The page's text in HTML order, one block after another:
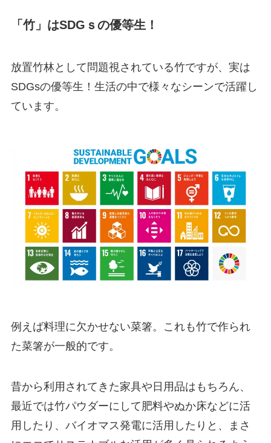
「竹」はSDGｓの優等生！
放置竹林として問題視されている竹ですが、実は
SDGsの優等生！生活の中で様々なシーンで活躍し
ています。
例えば料理に欠かせない菜箸。これも竹で作られ
た菜箸が一般的です。
昔から利用されてきた家具や日用品はもちろん、
最近では竹パウダーにして肥料やぬか床などに活
用したり、バイオマス発電に活用したりと、まさ